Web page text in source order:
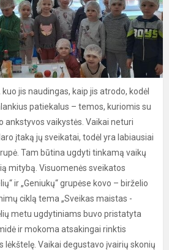
jis naudingas, kaip jis atrodo, kodėl
patiekalus – temos, kuriomis su
ankstyvos vaikystės. Vaikai neturi
įtaką jų sveikatai, todėl yra labiausiai
Tam būtina ugdyti tinkamą vaikų
mitybą. Visuomenės sveikatos
ir „Geniukų“ grupėse kovo – birželio
ciklą tema „Sveikas maistas -
metu ugdytiniams buvo pristatyta
ir mokoma atsakingai rinktis
lėkštelę. Vaikai degustavo įvairių skonių